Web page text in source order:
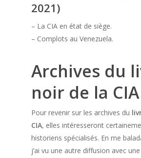
2021)
– La CIA en état de siège.
– Complots au Venezuela.
Archives du
noir de la CIA
Pour revenir sur les archives du
CIA, elles intéresseront
historiens spécialisés. En me
j’ai vu une autre diffusion avec